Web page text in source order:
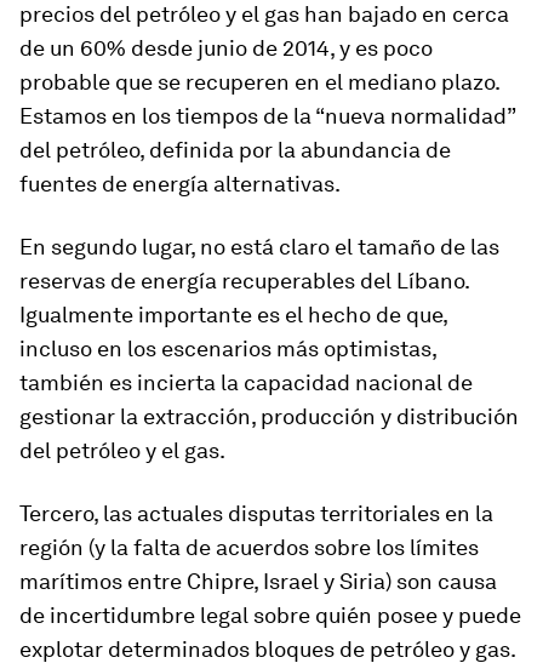
precios del petróleo y el gas han bajado en cerca
de un 60% desde junio de 2014, y es poco
probable que se recuperen en el mediano plazo.
Estamos en los tiempos de la “nueva normalidad”
del petróleo, definida por la abundancia de
fuentes de energía alternativas.
En segundo lugar, no está claro el tamaño de las
reservas de energía recuperables del Líbano.
Igualmente importante es el hecho de que,
incluso en los escenarios más optimistas,
también es incierta la capacidad nacional de
gestionar la extracción, producción y distribución
del petróleo y el gas.
Tercero, las actuales disputas territoriales en la
región (y la falta de acuerdos sobre los límites
marítimos entre Chipre, Israel y Siria) son causa
de incertidumbre legal sobre quién posee y puede
explotar determinados bloques de petróleo y gas.